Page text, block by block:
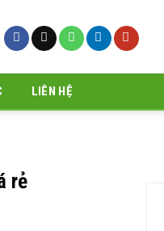
LIÊN HỆ
rẻ